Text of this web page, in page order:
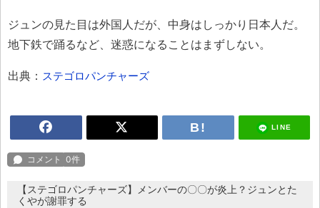
ジュンの見た目は外国人だが、中身はしっかり日本人だ。
地下鉄で踊るなど、迷惑になることはまずしない。
出典： ステゴロパンチャーズ
LINE
【ステゴロパンチャーズ】メンバーの〇〇が炎上？ジュンとた
くやが謝罪する